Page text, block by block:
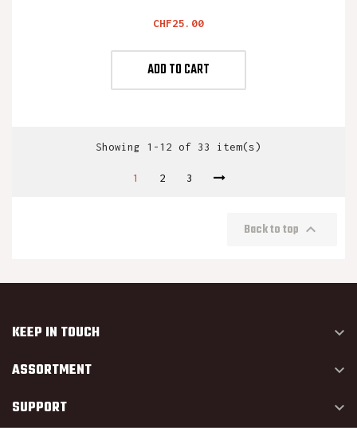
Price
CHF25.00
ADD TO CART
Showing 1-12 of 33 item(s)
1 2 3
Back to top 
KEEP IN TOUCH 
ASSORTMENT 
SUPPORT 